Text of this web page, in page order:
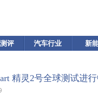
评 汽车行业 新
精灵2号全球测试进